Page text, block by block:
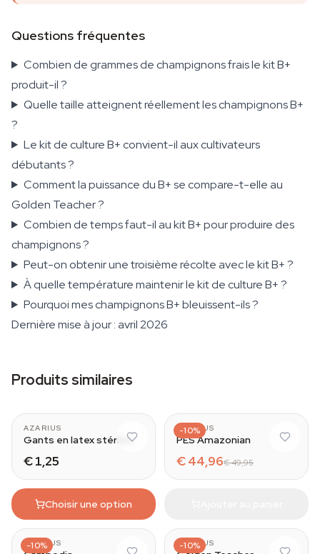
Questions fréquentes
Combien de grammes de champignons frais le kit B+
produit-il ?
Quelle taille atteignent réellement les champignons B+
?
Le kit de culture B+ convient-il aux cultivateurs
débutants ?
Comment la puissance du B+ se compare-t-elle au
Golden Teacher ?
Combien de temps faut-il au kit B+ pour produire des
champignons ?
Peut-on obtenir une troisième récolte avec le kit B+ ?
À quelle température maintenir le kit de culture B+ ?
Pourquoi mes champignons B+ bleuissent-ils ?
Dernière mise à jour : avril 2026
Produits similaires
AZARIUS
Gants en latex stériles
€ 1,25
Choisir une option
-10%
AZARIUS
PES Amazonian
€ 44,96€ 49,95
-10%
AZARIUS -10%
AZARIUS